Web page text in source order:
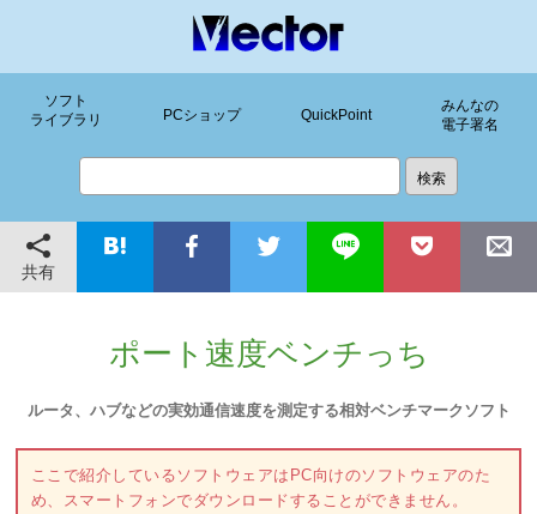
ソフト
ライブラリ
PCショップ QuickPoint
みんなの
電子署名
共有
ポート速度ベンチっち
ルータ、ハブなどの実効通信速度を測定する相対ベンチマークソフト
ここで紹介しているソフトウェアはPC向けのソフトウェアのた
め、スマートフォンでダウンロードすることができません。